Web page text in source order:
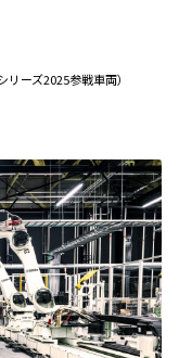
ーズ2025参戦車両）